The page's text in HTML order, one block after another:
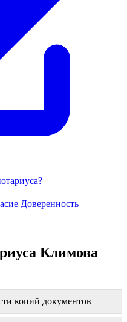
Доверенность
Климова
копий документов